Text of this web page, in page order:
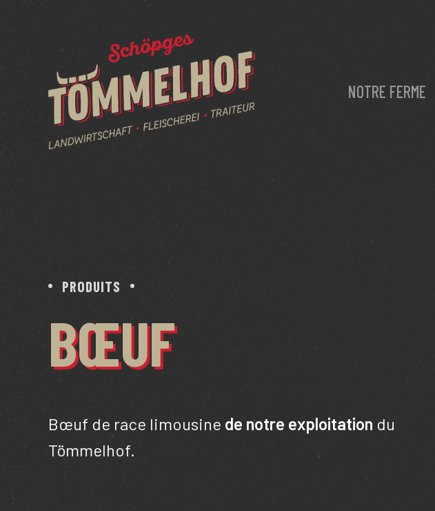
NOTRE FERME
PRODUITS
BŒUF
Bœuf de race limousine de notre exploitation du
Tömmelhof.